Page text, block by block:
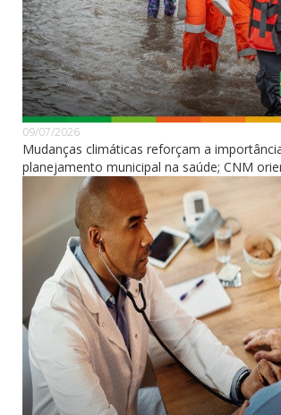
09/07/2026
Mudanças climáticas reforçam a
planejamento municipal na saúde; CNM